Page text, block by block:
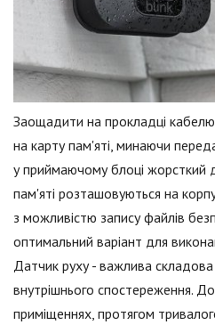
Заощадити на прокладці
на карту пам'яті, минаючи
у приймаючому блоці жорсткий
пам'яті розташовуються на
з можливістю запису файлів
оптимальний варіант для
Датчик руху - важлива
внутрішнього спостереження.
приміщеннях, протягом